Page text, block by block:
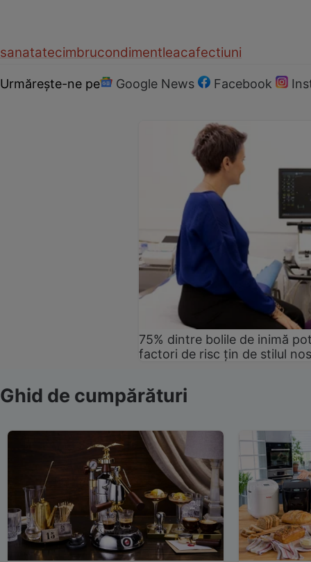
sanatatecimbrucondimentleacafectiuni
Urmărește-ne pe Google News Facebook
75% dintre bolile de inimă
factori de risc țin de stilul
Ghid de cumpărături